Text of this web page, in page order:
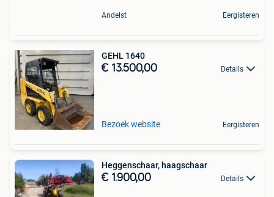
Andelst Eergisteren
GEHL 1640
€ 13.500,00 Details
Bezoek website Eergisteren
Heggenschaar, haagschaar
€ 1.900,00 Details